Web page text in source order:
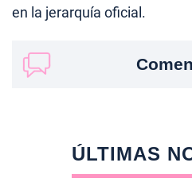
en la jerarquía oficial.
ÚLTIMAS